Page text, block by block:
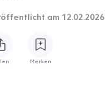
am 12.02.2026
Merken